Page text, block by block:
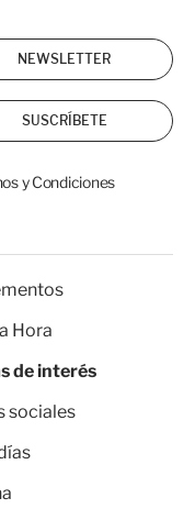
NEWSLETTER
SUSCRÍBETE
y Condiciones
Hora
de interés
sociales